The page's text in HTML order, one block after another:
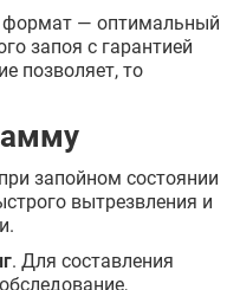
формат — оптимальный
запоя с гарантией
позволяет, то
запойном состоянии
вытрезвления и
. Для составления